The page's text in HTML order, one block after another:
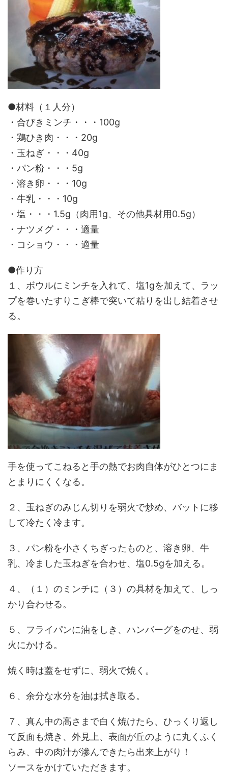
●材料（１人分）
・合びきミンチ・・・100g
・鶏ひき肉・・・20g
・玉ねぎ・・・40g
・パン粉・・・5g
・溶き卵・・・10g
・牛乳・・・10g
・塩・・・1.5g（肉用1g、その他具材用0.5g）
・ナツメグ・・・適量
・コショウ・・・適量
●作り方
１、ボウルにミンチを入れて、塩1gを加えて、ラッ
プを巻いたすりこぎ棒で突いて粘りを出し結着させ
る。
手を使ってこねると手の熱でお肉自体がひとつにま
とまりにくくなる。
２、玉ねぎのみじん切りを弱火で炒め、バットに移
して冷たく冷ます。
３、パン粉を小さくちぎったものと、溶き卵、牛
乳、冷ました玉ねぎを合わせ、塩0.5gを加える。
４、（１）のミンチに（３）の具材を加えて、しっ
かり合わせる。
５、フライパンに油をしき、ハンバーグをのせ、弱
火にかける。
焼く時は蓋をせずに、弱火で焼く。
６、余分な水分を油は拭き取る。
７、真ん中の高さまで白く焼けたら、ひっくり返し
て反面も焼き、外見上、表面が丘のように丸くふく
らみ、中の肉汁が滲んできたら出来上がり！
ソースをかけていただきます。